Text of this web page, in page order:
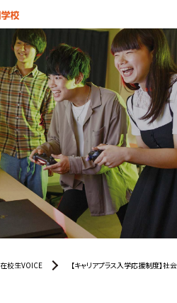
在校生VOICE 【キャリアプラス入学応援制度】社